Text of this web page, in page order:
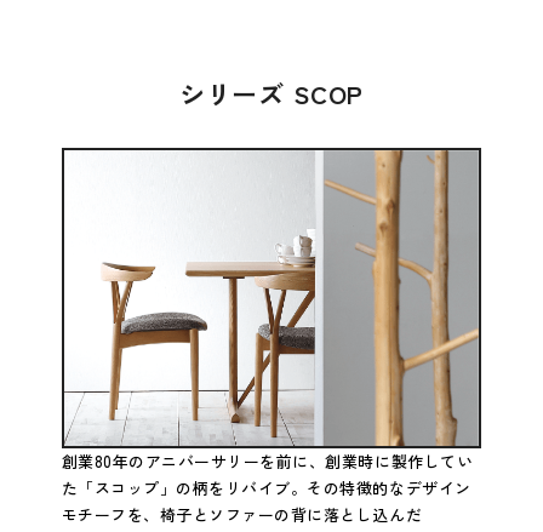
シリーズ SCOP
創業80年のアニバーサリーを前に、創業時に製作してい
た「スコップ」の柄をリバイブ。その特徴的なデザイン
モチーフを、椅子とソファーの背に落とし込んだ